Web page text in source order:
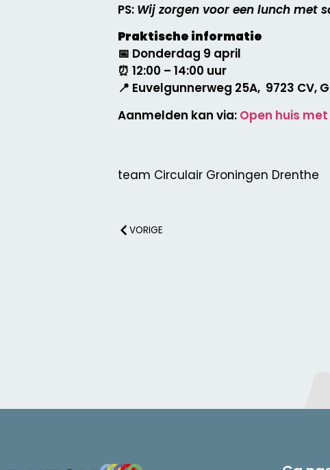
PS: Wij zorgen voor een lunch met
Praktische informatie
📅 Donderdag 9 april
⏰ 12:00 – 14:00 uur
📍 Euvelgunnerweg 25A, 9723 CV,
Aanmelden kan via: Open huis
team Circulair Groningen Drenthe
VORIGE